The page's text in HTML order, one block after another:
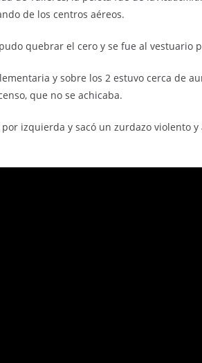
de los centros aéreos.
quebrar el cero y se fue al vestuario
y sobre los 2 estuvo cerca de
que no se achicaba.
izquierda y sacó un zurdazo violento